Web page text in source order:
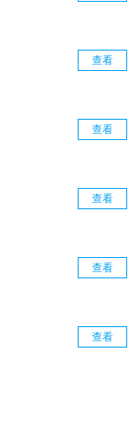
查看
查看
查看
查看
查看